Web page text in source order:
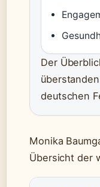
Der
deutschen
Monika
Übersicht der